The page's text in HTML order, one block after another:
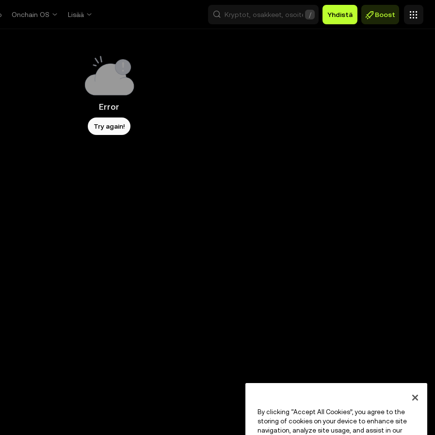
Onchain OS Lisää / Yhdistä Boost
Error
Try again!
By clicking “Accept All Cookies”, you agree to the
storing of cookies on your device to enhance site
navigation, analyze site usage, and assist in our